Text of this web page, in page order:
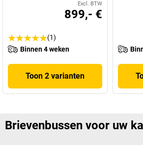
Excl. BTW
899,- €
(1)
Binnen 4 weken
Toon 2 varianten
Brievenbussen voor uw